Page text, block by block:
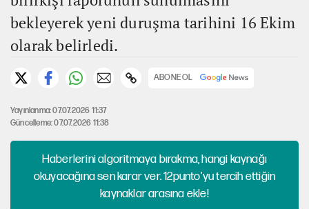
bekleyerek yeni duruşma tarihini 16 Ekim
olarak belirledi.
ABONE OL
Yayınlanma: 07.07.2026 11:37
Güncelleme: 07.07.2026 11:38
Haberlerini algoritmaya bırakma, hangi kaynağı
okuyacağına sen karar ver. 12punto'yu tercih ettiğin
kaynaklar arasına ekle!